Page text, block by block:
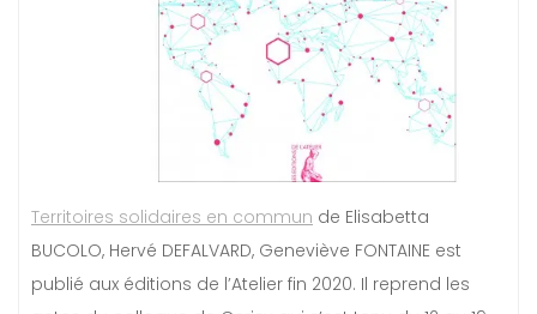
Territoires solidaires en commun de Elisabetta
BUCOLO, Hervé DEFALVARD, Geneviève FONTAINE est
publié aux éditions de l’Atelier fin 2020. Il reprend les